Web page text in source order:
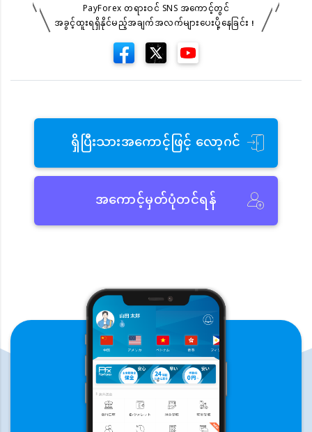
PayForex တရားဝင် SNS အကောင့်တွင်
အခွင့်ထူးရရှိနိုင်မည့်အချက်အလက်များပေးပို့နေခြင်း！
ရှိပြီးသားအကောင့်ဖြင့် လော့ဂင်
အကောင့်မှတ်ပုံတင်ရန်